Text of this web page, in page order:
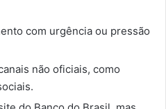
com urgência ou pressão
não oficiais, como